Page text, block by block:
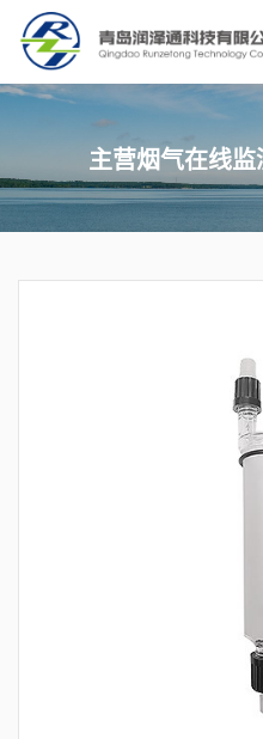
主营烟气在线